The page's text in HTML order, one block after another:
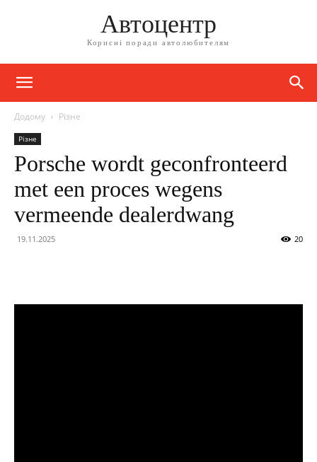
Автоцентр
Корисні поради автолюбителям
Додому Різне
Різне
Porsche wordt geconfronteerd
met een proces wegens
vermeende dealerdwang
19.11.2025 20